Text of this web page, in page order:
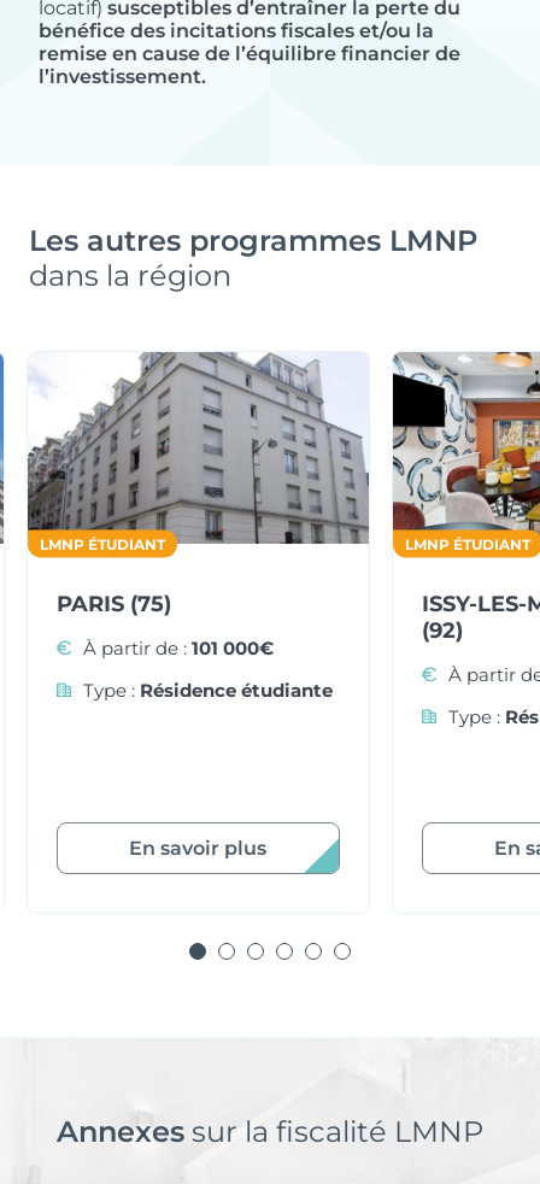
locatif) susceptibles d’entraîner la perte du
bénéfice des incitations fiscales et/ou la
remise en cause de l’équilibre financier de
l’investissement.
Les autres programmes LMNP
dans la région
LMNP ÉTUDIANT
PARIS (75)
À partir de : 101 000€
Type : Résidence étudiante
En savoir plus
LMNP ÉTUDIANT
ISSY-
(92)
À partir
Type :
En
Annexes sur la fiscalité LMNP